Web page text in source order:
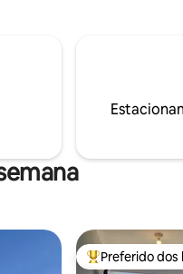
camas + berço
solicitação) ✔️ 2
com
✔️Estacionamento
hóspedes Entre os
Preferido dos